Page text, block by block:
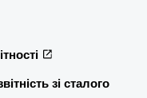
зі сталого